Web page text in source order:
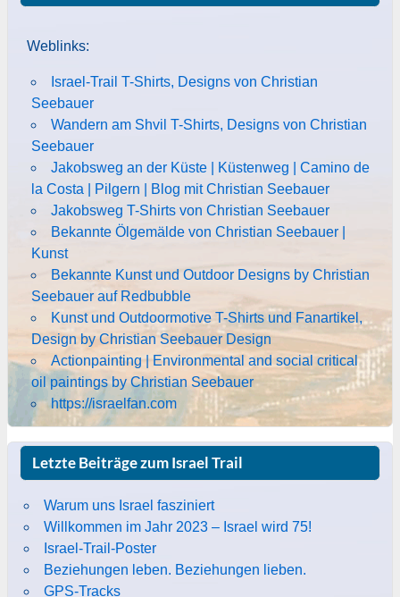
Weblinks:
Israel-Trail T-Shirts, Designs von Christian
Seebauer
Wandern am Shvil T-Shirts, Designs von Christian
Seebauer
Jakobsweg an der Küste | Küstenweg | Camino de
la Costa | Pilgern | Blog mit Christian Seebauer
Jakobsweg T-Shirts von Christian Seebauer
Bekannte Ölgemälde von Christian Seebauer |
Kunst
Bekannte Kunst und Outdoor Designs by Christian
Seebauer auf Redbubble
Kunst und Outdoormotive T-Shirts und Fanartikel,
Design by Christian Seebauer Design
Actionpainting | Environmental and social critical
oil paintings by Christian Seebauer
https://israelfan.com
Letzte Beiträge zum Israel Trail
Warum uns Israel fasziniert
Willkommen im Jahr 2023 – Israel wird 75!
Israel-Trail-Poster
Beziehungen leben. Beziehungen lieben.
GPS-Tracks